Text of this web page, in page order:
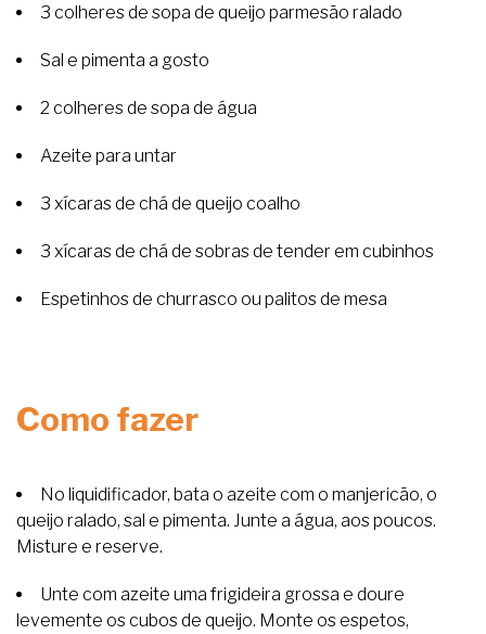
3 colheres de sopa de queijo parmesão ralado
Sal e pimenta a gosto
2 colheres de sopa de água
Azeite para untar
3 xícaras de chá de queijo coalho
3 xícaras de chá de sobras de tender em cubinhos
Espetinhos de churrasco ou palitos de mesa
Como fazer
No liquidificador, bata o azeite com o manjericão, o
queijo ralado, sal e pimenta. Junte a água, aos poucos.
Misture e reserve.
Unte com azeite uma frigideira grossa e doure
levemente os cubos de queijo. Monte os espetos,